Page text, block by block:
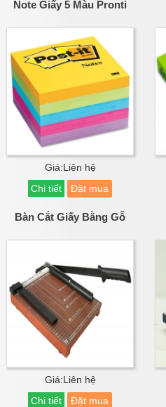
Note Giấy 5 Màu Pronti
Giá:Liên hệ
Chi tiết
Đặt mua
Bàn Cắt Giấy Bằng Gỗ
Giá:Liên hệ
Chi tiết
Đặt mua